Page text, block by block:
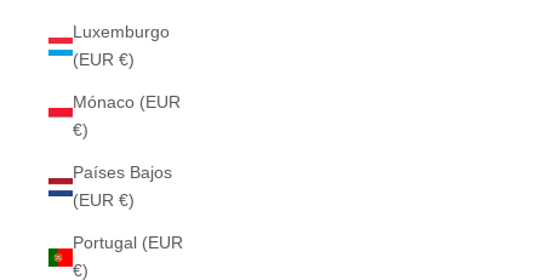
Luxemburgo
(EUR €)
Mónaco (EUR
€)
Países Bajos
(EUR €)
Portugal (EUR
€)